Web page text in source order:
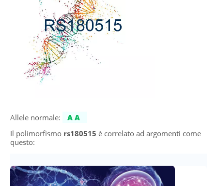
Allele normale:
AA
Il polimorfismo rs180515 è correlato ad argomenti come
questo: